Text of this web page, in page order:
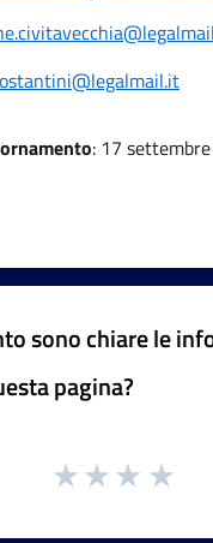
: 17
sono chiare le
pagina?